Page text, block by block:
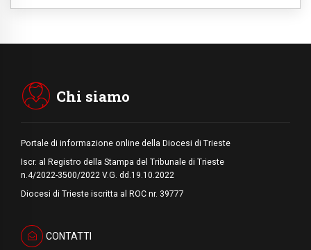
08.08.2026
Chi siamo
Portale di informazione online della Diocesi di Trieste
Iscr. al Registro della Stampa del Tribunale di Trieste
n.4/2022-3500/2022 V.G. dd.19.10.2022
Diocesi di Trieste iscritta al ROC nr. 39777
CONTATTI